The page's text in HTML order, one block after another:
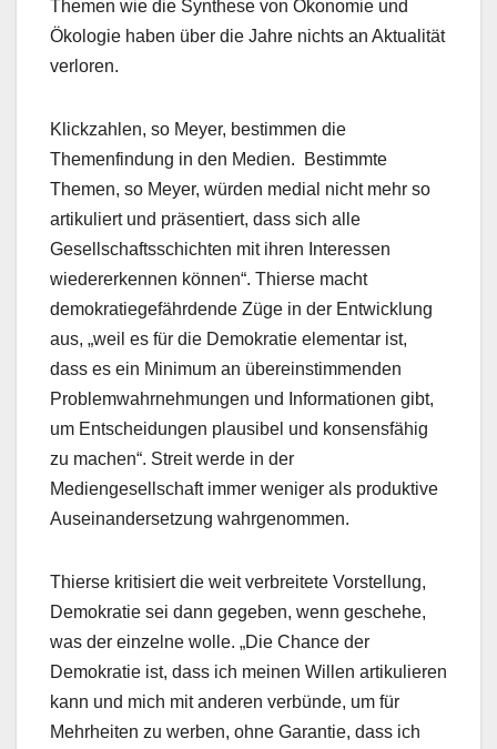
Themen wie die Synthese von Ökonomie und
Ökologie haben über die Jahre nichts an Aktualität
verloren.
Klickzahlen, so Meyer, bestimmen die
Themenfindung in den Medien. Bestimmte
Themen, so Meyer, würden medial nicht mehr so
artikuliert und präsentiert, dass sich alle
Gesellschaftsschichten mit ihren Interessen
wiedererkennen können“. Thierse macht
demokratiegefährdende Züge in der Entwicklung
aus, „weil es für die Demokratie elementar ist,
dass es ein Minimum an übereinstimmenden
Problemwahrnehmungen und Informationen gibt,
um Entscheidungen plausibel und konsensfähig
zu machen“. Streit werde in der
Mediengesellschaft immer weniger als produktive
Auseinandersetzung wahrgenommen.
Thierse kritisiert die weit verbreitete Vorstellung,
Demokratie sei dann gegeben, wenn geschehe,
was der einzelne wolle. „Die Chance der
Demokratie ist, dass ich meinen Willen artikulieren
kann und mich mit anderen verbünde, um für
Mehrheiten zu werben, ohne Garantie, dass ich